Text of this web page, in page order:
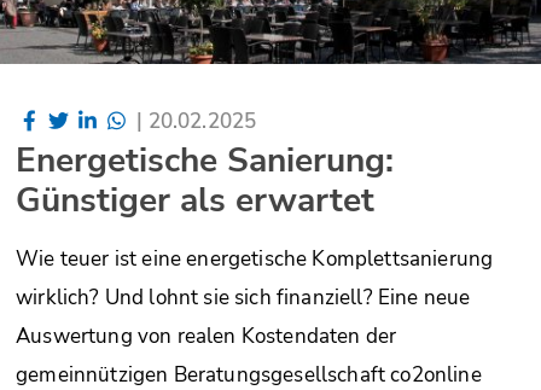
| 20.02.2025
Energetische Sanierung:
Günstiger als erwartet
Wie teuer ist eine energetische Komplettsanierung
wirklich? Und lohnt sie sich finanziell? Eine neue
Auswertung von realen Kostendaten der
gemeinnützigen Beratungsgesellschaft co2online